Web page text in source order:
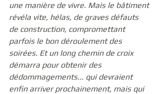
une manière de vivre. Mais le bâtiment
révéla vite, hélas, de graves défauts
de construction, compromettant
parfois le bon déroulement des
soirées. Et un long chemin de croix
démarra pour obtenir des
dédommagements... qui devraient
enfin arriver prochainement, mais qui